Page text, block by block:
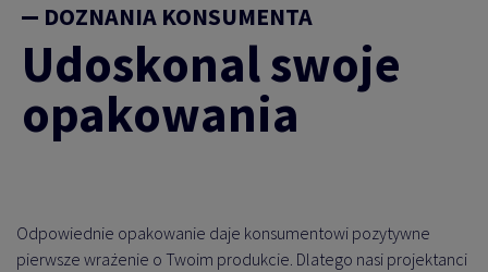
DOZNANIA KONSUMENTA
Udoskonal swoje
opakowania
Odpowiednie opakowanie daje konsumentowi pozytywne
pierwsze wrażenie o Twoim produkcie. Dlatego nasi projektanci